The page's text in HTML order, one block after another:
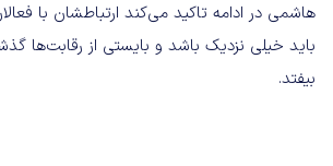
هاشمی در ادامه تاکید می‌کند ارتباطشان با
باید خیلی نزدیک باشد و بایستی از رقابت‌ها
بیفتد.